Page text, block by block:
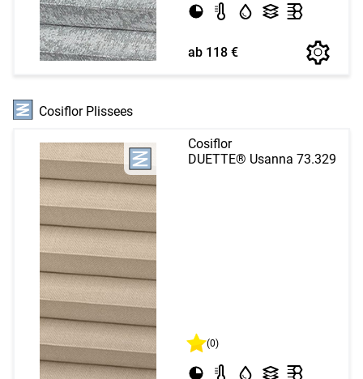
ab 118 €
Cosiflor Plissees
Cosiflor
DUETTE® Usanna 73.329
(0)